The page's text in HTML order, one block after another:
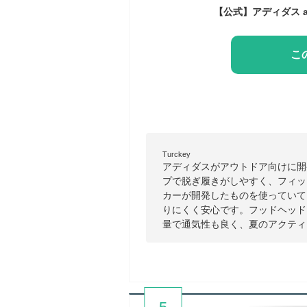
こ
Turckey
アディダスがアウトドア向けに
プで脱ぎ履きがしやすく、フィ
カーが開発したものを使ってい
りにくく安心です。フッドヘッ
量で通気性も良く、夏のアクテ